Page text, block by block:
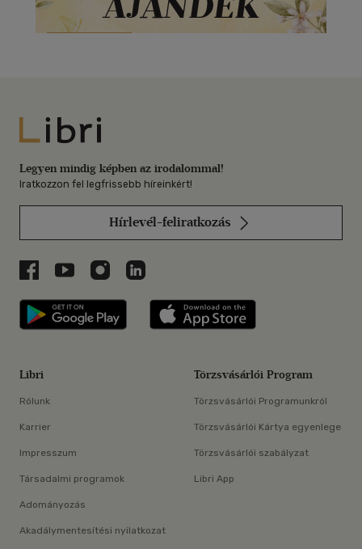
Libri
Legyen mindig képben az irodalommal!
Iratkozzon fel legfrissebb híreinkért!
Hírlevél-feliratkozás
Libri a Facebookon
Libri a Youtube-on
Libri az Instagramon
Libri a LinkedInen
Libri applikáció Szerezd meg: Google
Libri
Rólunk
Karrier
Impresszum
Társadalmi programok
Adományozás
Akadálymentesítési nyilatkozat
Törzsvásárlói Program
Törzsvásárlói Programunkról
Törzsvásárlói Kártya egyenlege
Törzsvásárlói szabályzat
Libri App